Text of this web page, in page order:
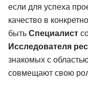
если для успеха
качество в
бытьСпециалист
Исследователя
знакомых с
совмещают свою